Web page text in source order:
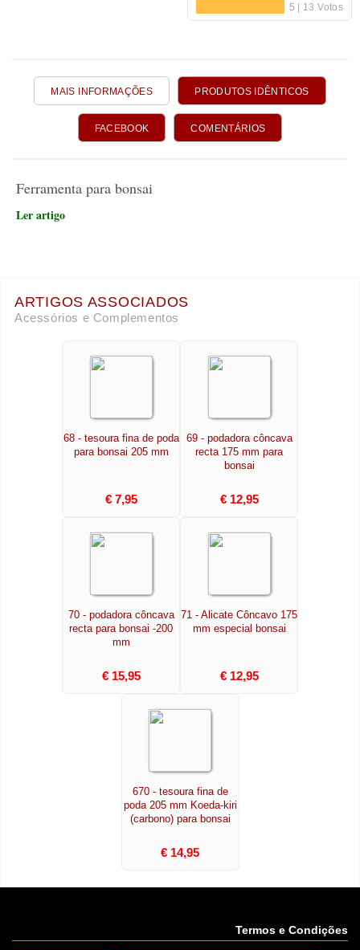
MAIS INFORMAÇÕES PRODUTOS IDÊNTICOS
FACEBOOK COMENTÁRIOS
Ferramenta para bonsai
Ler artigo
ARTIGOS ASSOCIADOS
Acessórios e Complementos
68 - tesoura fina de poda
para bonsai 205 mm
€ 7,95
69 - podadora côncava
recta 175 mm para
bonsai
€ 12,95
70 - podadora côncava
recta para bonsai -200
mm
€ 15,95
71 - Alicate Côncavo 175
mm especial bonsai
€ 12,95
670 - tesoura fina de
poda 205 mm Koeda-kiri
(carbono) para bonsai
€ 14,95
Termos e Condições